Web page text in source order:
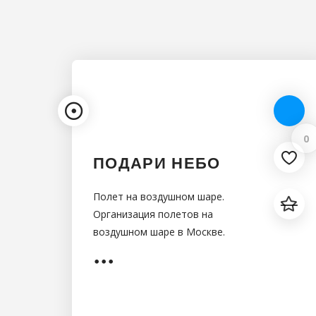
0
ПОДАРИ НЕБО
Полет на воздушном шаре.
Организация полетов на
воздушном шаре в Москве.
незабываемое приключение!